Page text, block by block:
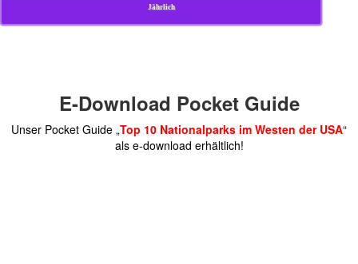
Jährlich
E-Download Pocket Guide
Unser Pocket Guide „Top 10 Nationalparks im Westen der USA“
als e-download erhältlich!